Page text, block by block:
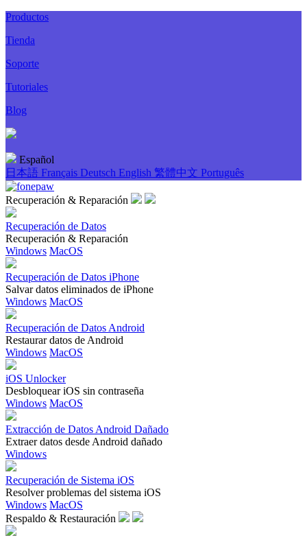
Productos
Tienda
Soporte
Tutoriales
Blog
Español
日本語 Français Deutsch English 繁體中文 Português
Recuperación & Reparación
Recuperación de Datos
Recuperación & Reparación
Windows MacOS
Recuperación de Datos iPhone
Salvar datos eliminados de iPhone
Windows MacOS
Recuperación de Datos Android
Restaurar datos de Android
Windows MacOS
iOS Unlocker
Desbloquear iOS sin contraseña
Windows MacOS
Extracción de Datos Android Dañado
Extraer datos desde Android dañado
Windows
Recuperación de Sistema iOS
Resolver problemas del sistema iOS
Windows MacOS
Respaldo & Restauración